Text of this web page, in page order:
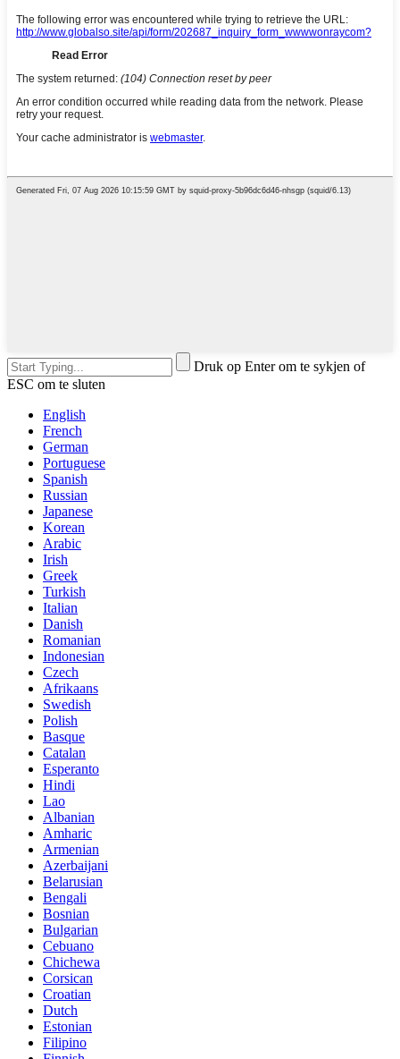
Druk op Enter om te sykjen of
ESC om te sluten
English
French
German
Portuguese
Spanish
Russian
Japanese
Korean
Arabic
Irish
Greek
Turkish
Italian
Danish
Romanian
Indonesian
Czech
Afrikaans
Swedish
Polish
Basque
Catalan
Esperanto
Hindi
Lao
Albanian
Amharic
Armenian
Azerbaijani
Belarusian
Bengali
Bosnian
Bulgarian
Cebuano
Chichewa
Corsican
Croatian
Dutch
Estonian
Filipino